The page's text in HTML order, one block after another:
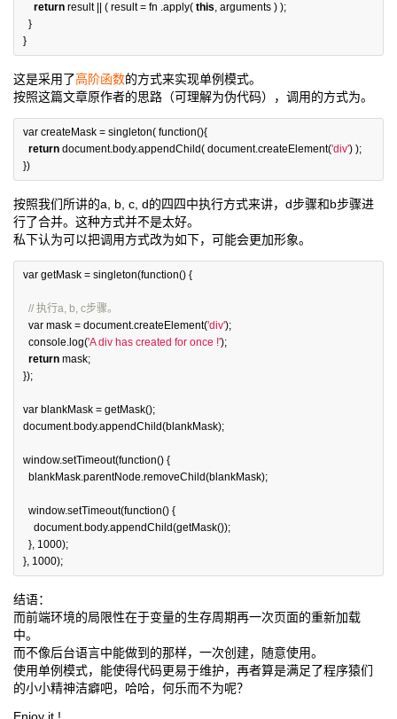
return result ( result = fn .apply( this, arguments ) );
}
}
这是采用了高阶函数的方式来实现单例模式。
按照这篇文章原作者的思路（可理解为伪代码），调用的方式为。
var createMask = singleton( function(){
return document.body.appendChild( document.createElement('div') );
})
按照我们所讲的a, b, c, d的四四中执行方式来讲，d步骤和b步骤进
行了合并。这种方式并不是太好。
私下认为可以把调用方式改为如下，可能会更加形象。
var getMask = singleton(function() {
// 执行a, b, c步骤。
var mask = document.createElement('div');
console. log('A div has created for once !');
return mask;
});
var blankMask = getMask();
document.body.appendChild(blankMask);
window.setTimeout(function() {
blankMask.parentNode.removeChild(blankMask);
window.setTimeout(function() {
document.body.appendChild(getMask());
}, 1000);
}, 1000);
结语：
而前端环境的局限性在于变量的生存周期再一次页面的重新加载
中。
而不像后台语言中能做到的那样，一次创建，随意使用。
使用单例模式，能使得代码更易于维护，再者算是满足了程序猿们
的小小精神洁癖吧，哈哈，何乐而不为呢？